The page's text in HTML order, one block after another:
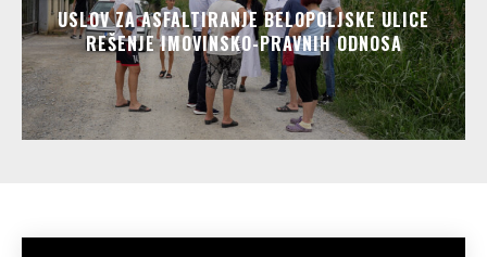
USLOV ZA ASFALTIRANJE BELOPOLJSKE ULICE
REŠENJE IMOVINSKO-PRAVNIH ODNOSA